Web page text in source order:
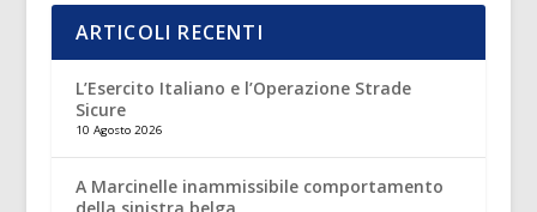
ARTICOLI RECENTI
L’Esercito Italiano e l’Operazione Strade
Sicure
10 Agosto 2026
A Marcinelle inammissibile comportamento